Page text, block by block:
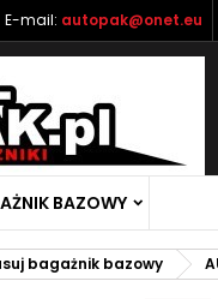
E-mail: autopak@onet.eu
BAZOWY
bagażnik bazowy